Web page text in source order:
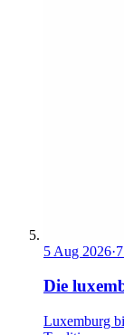
5 Aug 2026·
Die
Luxemburg